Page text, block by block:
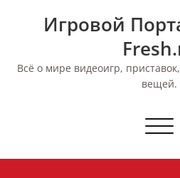
Игровой
Всё о мире видеоигр,
вещей.